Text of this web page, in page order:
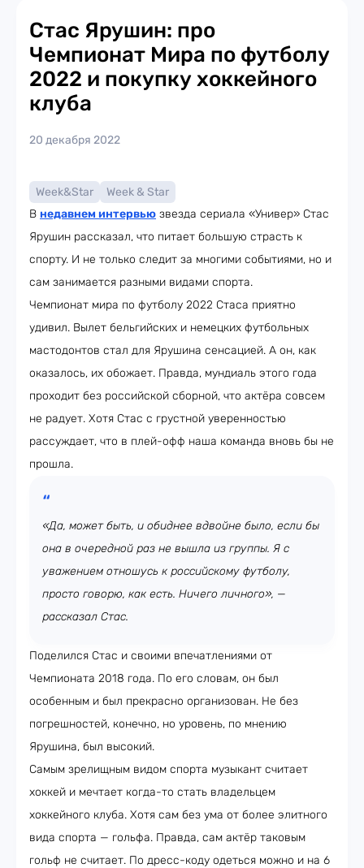
Стас Ярушин: про
Чемпионат Мира по футболу
2022 и покупку хоккейного
клуба
20 декабря 2022
Week&Star
Week & Star
В недавнем интервью звезда сериала «Универ» Стас
Ярушин рассказал, что питает большую страсть к
спорту. И не только следит за многими событиями, но и
сам занимается разными видами спорта.
Чемпионат мира по футболу 2022 Стаса приятно
удивил. Вылет бельгийских и немецких футбольных
мастодонтов стал для Ярушина сенсацией. А он, как
оказалось, их обожает. Правда, мундиаль этого года
проходит без российской сборной, что актёра совсем
не радует. Хотя Стас с грустной уверенностью
рассуждает, что в плей-офф наша команда вновь бы не
прошла.
«Да, может быть, и обиднее вдвойне было, если бы
она в очередной раз не вышла из группы. Я с
уважением отношусь к российскому футболу,
просто говорю, как есть. Ничего личного», —
рассказал Стас.
Поделился Стас и своими впечатлениями от
Чемпионата 2018 года. По его словам, он был
особенным и был прекрасно организован. Не без
погрешностей, конечно, но уровень, по мнению
Ярушина, был высокий.
Самым зрелищным видом спорта музыкант считает
хоккей и мечтает когда-то стать владельцем
хоккейного клуба. Хотя сам без ума от более элитного
вида спорта — гольфа. Правда, сам актёр таковым
гольф не считает. По дресс-коду одеться можно и на 6